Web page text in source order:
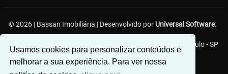
Usamos cookies para personalizar conteúdos e
melhorar a sua experiência. Para ver nossa
© 2026 | Bassan Imobiliária | Desenvolvido por Universal Software.
Avenida baronesa de Muritiba, 454 - Pq São Rafael - São Paulo - SP